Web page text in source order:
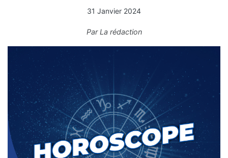
31 Janvier 2024
ParLa rédaction